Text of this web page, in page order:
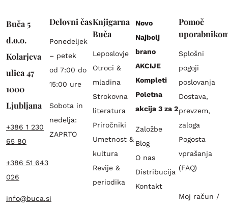
Buča 5
d.o.o.
Kolarjeva
ulica 47
1000
Ljubljana
+386 1 230
65 80
+386 51 643
026
info@buca.si
Delovni čas
Ponedeljek
– petek
od 7:00 do
15:00 ure
Sobota in
nedelja:
ZAPRTO
Knjigarna
Buča
Leposlovje
Otroci &
mladina
Strokovna
literatura
Priročniki
Umetnost &
kultura
Revije &
periodika
Novo
Najbolj
brano
AKCIJE
Kompleti
Poletna
akcija 3 za 2
Založbe
Blog
O nas
Distribucija
Kontakt
Pomoč
Splošni
pogoji
poslovanja
Dostava,
prevzem,
zaloga
Pogosta
vprašanja
(FAQ)
Moj račun /